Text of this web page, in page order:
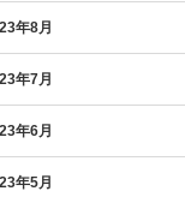
年8月
年7月
年6月
年5月